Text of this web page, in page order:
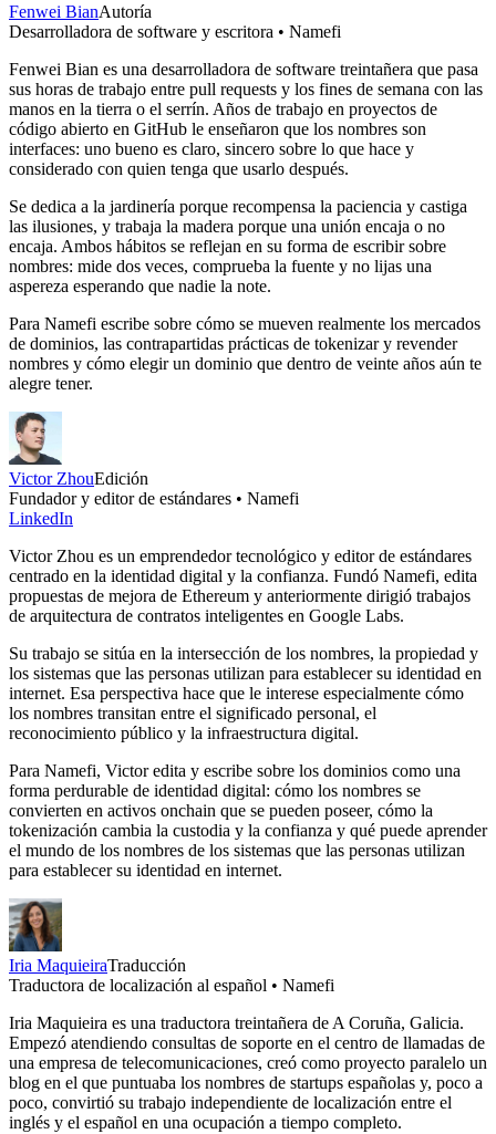
Fenwei BianAutoría
Desarrolladora de software y escritora • Namefi
Fenwei Bian es una desarrolladora de software treintañera que pasa
sus horas de trabajo entre pull requests y los fines de semana con las
manos en la tierra o el serrín. Años de trabajo en proyectos de
código abierto en GitHub le enseñaron que los nombres son
interfaces: uno bueno es claro, sincero sobre lo que hace y
considerado con quien tenga que usarlo después.
Se dedica a la jardinería porque recompensa la paciencia y castiga
las ilusiones, y trabaja la madera porque una unión encaja o no
encaja. Ambos hábitos se reflejan en su forma de escribir sobre
nombres: mide dos veces, comprueba la fuente y no lijas una
aspereza esperando que nadie la note.
Para Namefi escribe sobre cómo se mueven realmente los mercados
de dominios, las contrapartidas prácticas de tokenizar y revender
nombres y cómo elegir un dominio que dentro de veinte años aún te
alegre tener.
Victor ZhouEdición
Fundador y editor de estándares • Namefi
LinkedIn
Victor Zhou es un emprendedor tecnológico y editor de estándares
centrado en la identidad digital y la confianza. Fundó Namefi, edita
propuestas de mejora de Ethereum y anteriormente dirigió trabajos
de arquitectura de contratos inteligentes en Google Labs.
Su trabajo se sitúa en la intersección de los nombres, la propiedad y
los sistemas que las personas utilizan para establecer su identidad en
internet. Esa perspectiva hace que le interese especialmente cómo
los nombres transitan entre el significado personal, el
reconocimiento público y la infraestructura digital.
Para Namefi, Victor edita y escribe sobre los dominios como una
forma perdurable de identidad digital: cómo los nombres se
convierten en activos onchain que se pueden poseer, cómo la
tokenización cambia la custodia y la confianza y qué puede aprender
el mundo de los nombres de los sistemas que las personas utilizan
para establecer su identidad en internet.
Iria MaquieiraTraducción
Traductora de localización al español • Namefi
Iria Maquieira es una traductora treintañera de A Coruña, Galicia.
Empezó atendiendo consultas de soporte en el centro de llamadas de
una empresa de telecomunicaciones, creó como proyecto paralelo un
blog en el que puntuaba los nombres de startups españolas y, poco a
poco, convirtió su trabajo independiente de localización entre el
inglés y el español en una ocupación a tiempo completo.